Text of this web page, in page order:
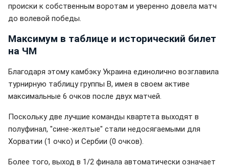
происки к собственным воротам и уверенно довела матч
до волевой победы.
Максимум в таблице и исторический билет
на ЧМ
Благодаря этому камбэку Украина единолично возглавила
турнирную таблицу группы B, имея в своем активе
максимальные 6 очков после двух матчей.
Поскольку две лучшие команды квартета выходят в
полуфинал, "сине-желтые" стали недосягаемыми для
Хорватии (1 очко) и Сербии (0 очков).
Более того, выход в 1/2 финала автоматически означает